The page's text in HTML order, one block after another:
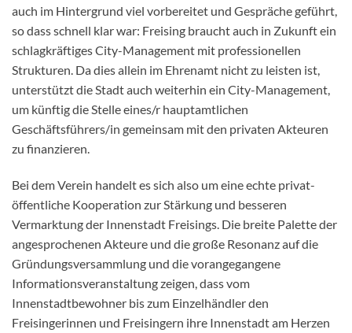
auch im Hintergrund viel vorbereitet und Gespräche geführt,
so dass schnell klar war: Freising braucht auch in Zukunft ein
schlagkräftiges City-Management mit professionellen
Strukturen. Da dies allein im Ehrenamt nicht zu leisten ist,
unterstützt die Stadt auch weiterhin ein City-Management,
um künftig die Stelle eines/r hauptamtlichen
Geschäftsführers/in gemeinsam mit den privaten Akteuren
zu finanzieren.
Bei dem Verein handelt es sich also um eine echte privat-
öffentliche Kooperation zur Stärkung und besseren
Vermarktung der Innenstadt Freisings. Die breite Palette der
angesprochenen Akteure und die große Resonanz auf die
Gründungsversammlung und die vorangegangene
Informationsveranstaltung zeigen, dass vom
Innenstadtbewohner bis zum Einzelhändler den
Freisingerinnen und Freisingern ihre Innenstadt am Herzen